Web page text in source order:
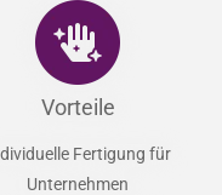
Vorteile
Fertigung für
Unternehmen